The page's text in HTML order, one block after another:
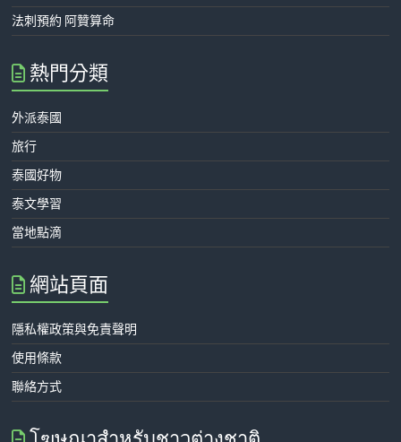
法刺預約 阿贊算命
熱門分類
外派泰國
旅行
泰國好物
泰文學習
當地點滴
網站頁面
隱私權政策與免責聲明
使用條款
聯絡方式